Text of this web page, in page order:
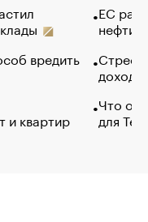
вредить
и квартир
ЕС
нефти
Что
для